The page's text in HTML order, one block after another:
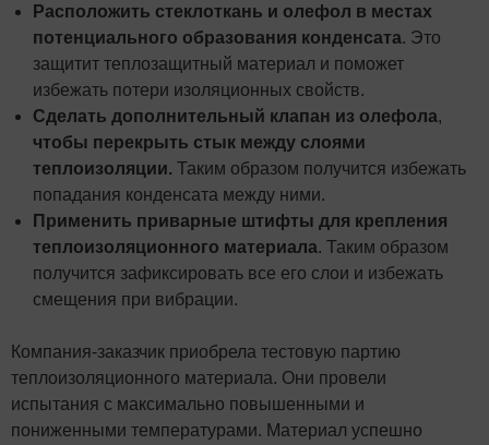
Расположить стеклоткань и олефол в местах
потенциального образования конденсата. Это
защитит теплозащитный материал и поможет
избежать потери изоляционных свойств.
Сделать дополнительный клапан из олефола,
чтобы перекрыть стык между слоями
теплоизоляции. Таким образом получится избежать
попадания конденсата между ними.
Применить приварные штифты для крепления
теплоизоляционного материала. Таким образом
получится зафиксировать все его слои и избежать
смещения при вибрации.
Компания-заказчик приобрела тестовую партию
теплоизоляционного материала. Они провели
испытания с максимально повышенными и
пониженными температурами. Материал успешно